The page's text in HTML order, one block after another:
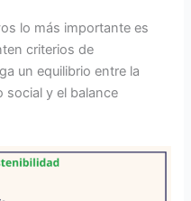
lo más importante es
criterios de
un equilibrio entre la
social y el balance